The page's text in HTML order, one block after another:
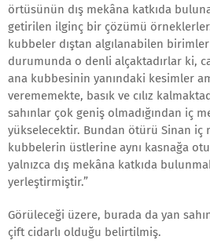
örtüsünün dış mekâna katkıda
getirilen ilginç bir çözümü örneklerler.
kubbeler dıştan algılanabilen birimler
durumunda o denli alçaktadırlar ki,
ana kubbesinin yanındaki kesimler
verememekte, basık ve cılız
sahınlar çok geniş olmadığından iç
yükselecektir. Bundan ötürü Sinan iç
kubbelerin üstlerine aynı kasnağa
yalnızca dış mekâna katkıda
yerleştirmiştir.”
Görüleceği üzere, burada da yan
çift cidarlı olduğu belirtilmiş.